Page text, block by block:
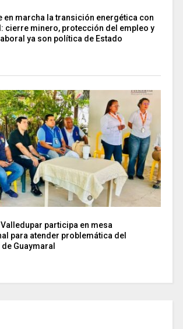
en marcha la transición energética con
cierre minero, protección del empleo y
ya son política de Estado
participa en mesa
para atender problemática del
Guaymaral